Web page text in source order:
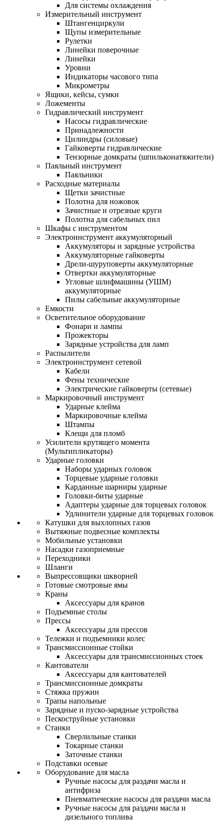
Для системы охлаждения
Измерительный инструмент
Штангенциркули
Щупы измерительные
Рулетки
Линейки поверочные
Линейки
Уровни
Индикаторы часового типа
Микрометры
Ящики, кейсы, сумки
Ложементы
Гидравлический инструмент
Насосы гидравлические
Принадлежности
Цилиндры (силовые)
Гайковерты гидравлические
Тензорные домкраты (шпильконатяжители)
Паяльный инструмент
Паяльники
Расходные материалы
Щетки зачистные
Полотна для ножовок
Зачистные и отрезные круги
Полотна для сабельных пил
Шкафы с инструментом
Электроинструмент аккумуляторный
Аккумуляторы и зарядные устройства
Аккумуляторные гайковерты
Дрели-шуруповерты аккумуляторные
Отвертки аккумуляторные
Угловые шлифмашины (УШМ)
аккумуляторные
Пилы сабельные аккумуляторные
Емкости
Осветительное оборудование
Фонари и лампы
Прожекторы
Зарядные устройства для ламп
Распылители
Электроинструмент сетевой
Кабели
Фены технические
Электрические гайковерты (сетевые)
Маркировочный инструмент
Ударные клейма
Маркировочные клейма
Штампы
Клещи для пломб
Усилители крутящего момента
(Мультипликаторы)
Ударные головки
Наборы ударных головок
Торцевые ударные головки
Карданные шарниры ударные
Головки-биты ударные
Адаптеры ударные для торцевых головок
Удлинители ударные для торцевых головок
Катушки для выхлопных газов
Вытяжные подвесные комплекты
Мобильные установки
Насадки газоприемные
Переходники
Шланги
Выпрессовщики шкворней
Готовые смотровые ямы
Краны
Аксессуары для кранов
Подъемные столы
Прессы
Аксессуары для прессов
Тележки и подъемники колес
Трансмиссионные стойки
Аксессуары для трансмиссионных стоек
Кантователи
Аксессуары для кантователей
Трансмиссионные домкраты
Стяжка пружин
Трапы напольные
Зарядные и пуско-зарядные устройства
Пескоструйные установки
Станки
Сверлильные станки
Токарные станки
Заточные станки
Подставки осевые
Оборудование для масла
Ручные насосы для раздачи масла и
антифриза
Пневматические насосы для раздачи масла
Ручные насосы для раздачи масла и
дизельного топлива